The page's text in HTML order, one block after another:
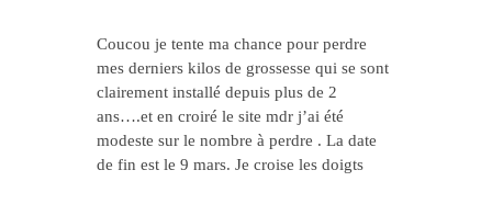
Coucou je tente ma chance pour perdre
mes derniers kilos de grossesse qui se sont
clairement installé depuis plus de 2
ans….et en croiré le site mdr j’ai été
modeste sur le nombre à perdre . La date
de fin est le 9 mars. Je croise les doigts